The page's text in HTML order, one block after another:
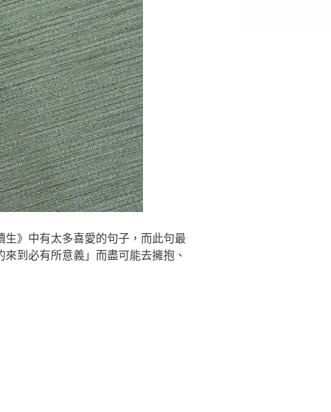
生》中有太多喜愛的句子，而此句最
到必有所意義」而盡可能去擁抱、